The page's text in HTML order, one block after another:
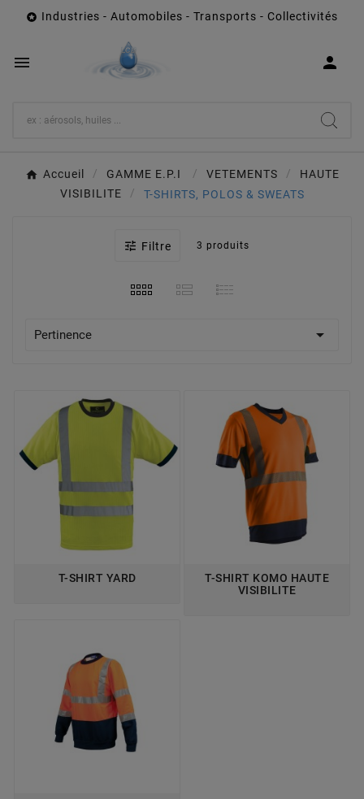
 Industries - Automobiles - Transports - Collectivités
 
Accueil GAMME E.P.I VETEMENTS
HAUTE
VISIBILITE
T-SHIRTS, POLOS & SWEATS
 Filtre 3 produits
Pertinence 
T-SHIRT YARD
T-SHIRT KOMO HAUTE
VISIBILITE